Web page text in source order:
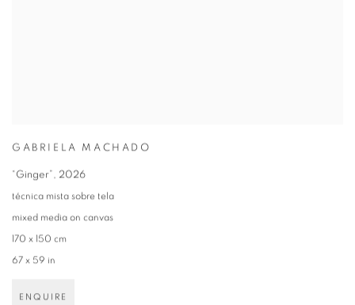
GABRIELA MACHADO
“Ginger”, 2026
técnica mista sobre tela
mixed media on canvas
170 x 150 cm
67 x 59 in
ENQUIRE